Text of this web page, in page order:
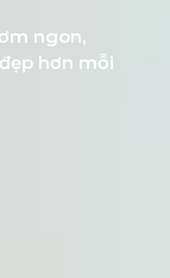
ngon,
hơn mỗi